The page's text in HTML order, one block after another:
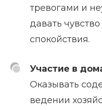
тревогами и
давать
спокойствия.
Участие в
Оказывать
ведении